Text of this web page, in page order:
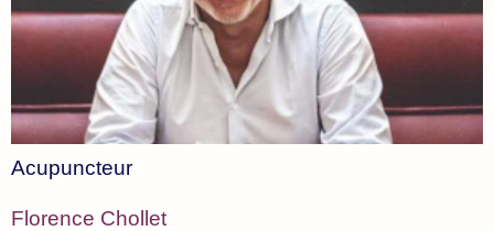
Acupuncteur
Florence Chollet